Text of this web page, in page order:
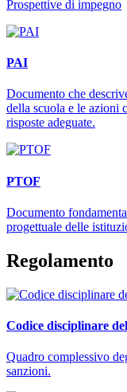
Prospettive di impegno
PAI
Documento che
della scuola e le azioni
risposte adeguate.
PTOF
Documento
progettuale delle
Regolamento
Codice disciplinare
Quadro complessivo
sanzioni.